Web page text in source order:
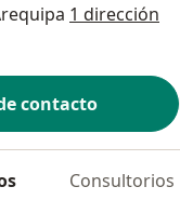
1 dirección
contacto
Consultorios